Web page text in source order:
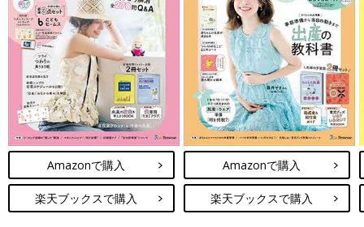
Amazonで購入
楽天ブックスで購入
Amazonで購入
楽天ブックスで購入